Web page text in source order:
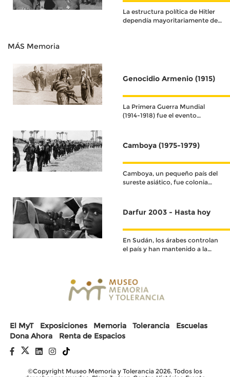
La estructura política de Hitler
dependía mayoritariamente de
MÁS Memoria
Genocidio Armenio (1915)
La Primera Guerra Mundial
(1914-1918) fue el evento
Camboya (1975-1979)
Camboya, un pequeño país del
sureste asiático, fue colonia
Darfur 2003 - Hasta hoy
En Sudán, los árabes controlan
el país y han mantenido a la
El MyT Exposiciones Memoria Tolerancia
Escuelas
Dona Ahora
Renta de Espacios
©Copyright Museo Memoria y Tolerancia 2026. Todos los